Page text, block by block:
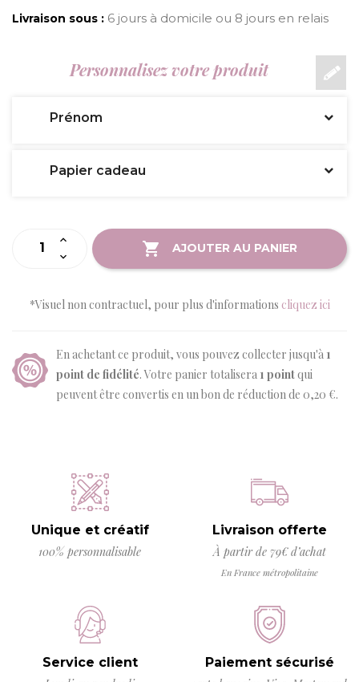
Livraison sous : 6 jours à domicile ou 8 jours en relais
Personnalisez votre produit
Prénom
Papier cadeau
AJOUTER AU PANIER
*Visuel non contractuel, pour plus d'informations cliquez ici
En achetant ce produit, vous pouvez collecter jusqu'à 1
point de fidélité. Votre panier totalisera 1 pointqui
peuvent être convertis en un bon de réduction de 0,20 €.
Unique et créatif
100% personnalisable
Livraison offerte
À partir de 79€ d’achat
En France métropolitaine
Service client
Paiement sécurisé